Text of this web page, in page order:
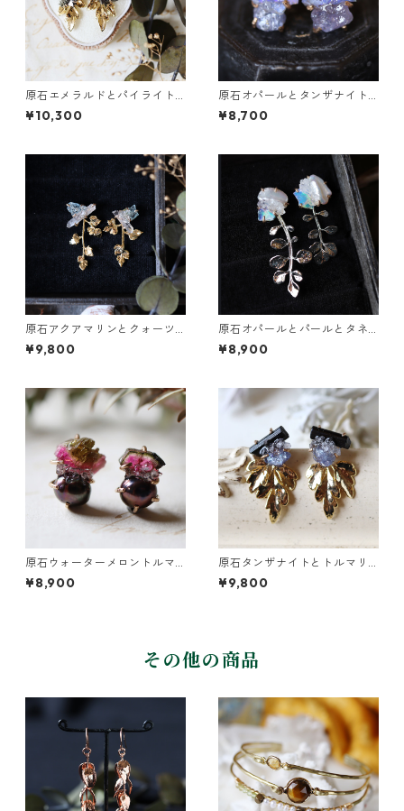
原石エメラルドとパイライト
とクレマチスの葉ピアス
¥10,300
原石オパールとタンザナイト
のピアス
¥8,700
原石アクアマリンとクォーツ
とカニクサの葉ピアス
¥9,800
原石オパールとパールとタネ
ツケバナの葉ピアス
¥8,900
原石ウォーターメロントルマ
リンとパールのピアス
¥8,900
原石タンザナイトとトルマリ
ンとクレマチスの葉ピアス
¥9,800
その他の商品